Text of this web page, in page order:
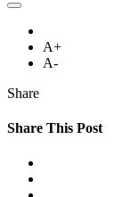
A+
A-
Share
Share This Post